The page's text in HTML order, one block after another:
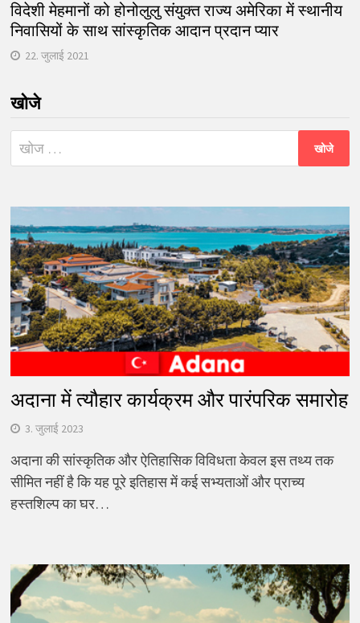
विदेशी मेहमानों को होनोलुलु संयुक्त राज्य अमेरिका में स्थानीय
निवासियों के साथ सांस्कृतिक आदान प्रदान प्यार
22. जुलाई 2021
खोजे
निम्न
को
अदाना में त्यौहार कार्यक्रम और पारंपरिक समारोह
3. जुलाई 2023
अदाना की सांस्कृतिक और ऐतिहासिक विविधता केवल इस तथ्य तक
सीमित नहीं है कि यह पूरे इतिहास में कई सभ्यताओं और प्राच्य
हस्तशिल्प का घर…